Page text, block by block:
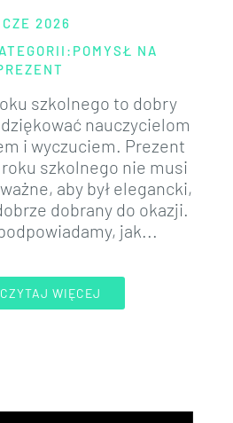
2026
POMYSŁ NA
szkolnego to dobry
nauczycielom
i wyczuciem. Prezent
szkolnego nie musi
aby był elegancki,
dobrany do okazji.
jak...
WIĘCEJ